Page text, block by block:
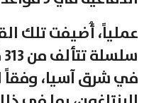
عملياً، أُضيفت تلك
في شرق آسيا، وفقاً